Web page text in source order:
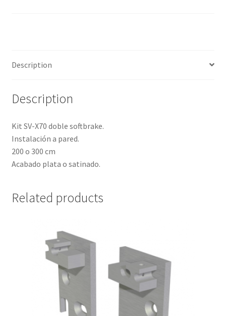
Description
Description
Kit SV-X70 doble softbrake.
Instalación a pared.
200 o 300 cm
Acabado plata o satinado.
Related products